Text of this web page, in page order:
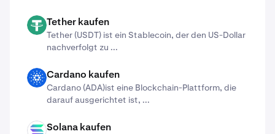
USDT Tether kaufen
Tether (USDT) ist ein Stablecoin, der den US-Dollar
nachverfolgt zu ...
ADA Cardano kaufen
Cardano (ADA)​ist eine Blockchain-Plattform, die
darauf ausgerichtet ist, ...
SOL Solana kaufen